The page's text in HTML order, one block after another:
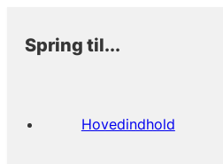
Spring til...
Hovedindhold